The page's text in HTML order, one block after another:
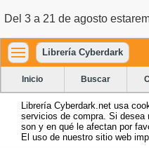
Del 3 a 21 de agosto
Librería Cyberdark
Inicio Buscar
Librería Cyberdark.net usa
servicios de compra. Si desea
son y en qué le afectan por
El uso de nuestro sitio web